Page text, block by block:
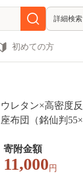
詳細検索
初めての方
ウレタン×高密度
座布団（銘仙判
寄附金額
11,000 円